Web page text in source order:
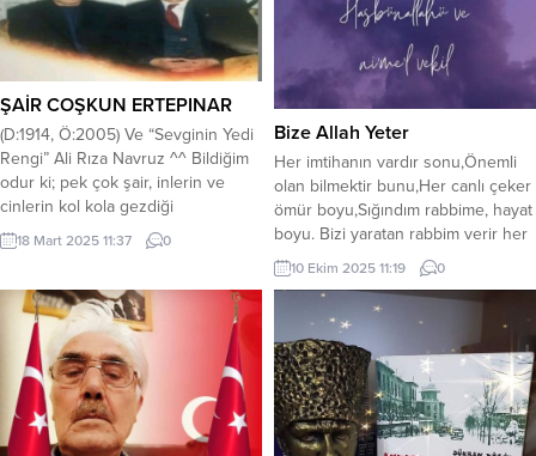
ŞAİR COŞKUN ERTEPINAR
(D:1914, Ö:2005) Ve “Sevginin Yedi
Rengi” Ali Rıza Navruz ^^ Bildiğim
odur ki; pek çok şair, inlerin ve
cinlerin kol kola gezdiği
boşluklarda sâdece korku ve
hüzün yüklenir. Kendilerini
merdiven hissetmeleri de işin
cabası… Bu durumlarda bütün
güvenceleri gözyaşlarıdır onların…
Eğer ki; pırıl pırıl sevinçler
yüklenmişlerse bu...
18 Mart 2025 11:37 0
Bize Allah Yeter
Her imtihanın vardır sonu,Önemli
olan bilmektir bunu,Her canlı çeker
ömür boyu,Sığındım rabbime, hayat
boyu. Bizi yaratan rabbim verir her
şeyin hikmetini,Bırakmaz
darlıkta,hasete bizi,Güvenme kula,
satar elbet seni,Allah bize yeter,
başkasına gerek yok ki. Bize Allah
yeter, en büyük dosttur bize,Bize
Allah yeter, her daim o
yanımızda,Bize Allah yeter, sever
bizi...
10 Ekim 2025 11:19 0